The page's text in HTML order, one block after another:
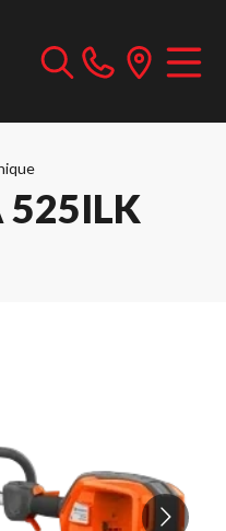
525ILK